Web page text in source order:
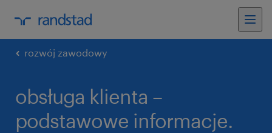
rozwój zawodowy
obsługa klienta –
podstawowe informacje.